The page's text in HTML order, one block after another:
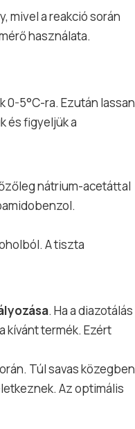
mivel a reakció során
használata.
0-5°C-ra. Ezután lassan
és figyeljük a
nátrium-acetáttal
A tiszta
. Ha a diazotálás
kívánt termék. Ezért
Túl savas közegben
Az optimális